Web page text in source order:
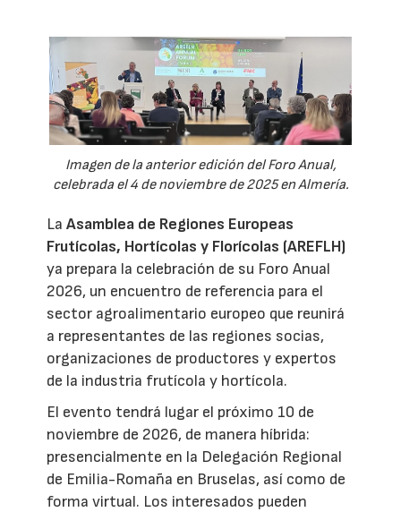
Imagen de la anterior edición del Foro Anual,
celebrada el 4 de noviembre de 2025 en Almería.
LaAsamblea de Regiones Europeas
Frutícolas, Hortícolas y Florícolas (AREFLH)
ya prepara la celebración de su Foro Anual
2026, un encuentro de referencia para el
sector agroalimentario europeo que reunirá
a representantes de las regiones socias,
organizaciones de productores y expertos
de la industria frutícola y hortícola.
El evento tendrá lugar el próximo 10 de
noviembre de 2026, de manera híbrida:
presencialmente en la Delegación Regional
de Emilia-Romaña en Bruselas, así como de
forma virtual. Los interesados pueden